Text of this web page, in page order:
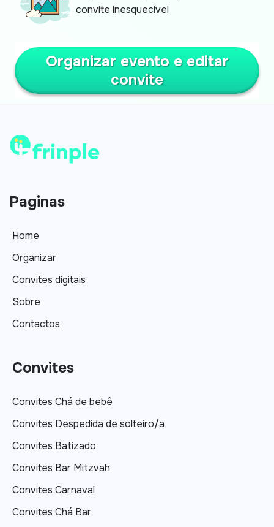
convite inesquecível
Organizar evento e editar
convite
Paginas
Home
Organizar
Convites digitais
Sobre
Contactos
Convites
Convites Chá de bebê
Convites Despedida de solteiro/a
Convites Batizado
Convites Bar Mitzvah
Convites Carnaval
Convites Chá Bar